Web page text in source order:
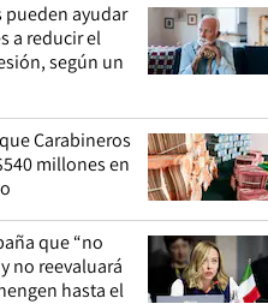
pueden ayudar
a reducir el
según un
Carabineros
millones en
que “no
no reevaluará
hasta el